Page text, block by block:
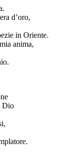
d’oro,
in Oriente.
anima,
Dio